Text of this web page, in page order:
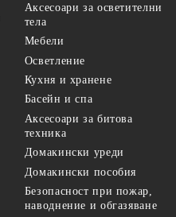
Аксесоари за осветителни
тела
Мебели
Осветление
Кухня и хранене
Басейн и спа
Аксесоари за битова
техника
Домакински уреди
Домакински пособия
Безопасност при пожар,
наводнение и обгазяване